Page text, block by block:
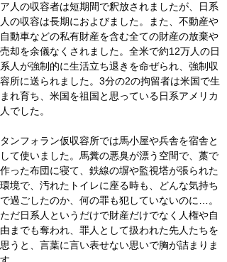
ア人の収容者は短期間で釈放されましたが、日系
人の収容は長期におよびました。また、不動産や
自動車などの私有財産を含む全ての財産の放棄や
売却を余儀なくされました。全米で約12万人の日
系人が強制的に生活立ち退きを命ぜられ、強制収
容所に送られました。3分の2の拘留者は米国で生
まれ育ち、米国を祖国と思っている日系アメリカ
人でした。
タンフォラン仮収容所では馬小屋や兵舎を宿舎と
して使いました。馬糞の悪臭が漂う空間で、藁で
作った布団に寝て、鉄線の塀や監視塔が張られた
環境で、汚れたトイレに座る時も、どんな気持ち
で過ごしたのか、何の罪も犯していないのに…。
ただ日系人というだけで財産だけでなく人権や自
由までも奪われ、罪人として扱われた先人たちを
思うと、言葉に言い表せない思いで胸が詰まりま